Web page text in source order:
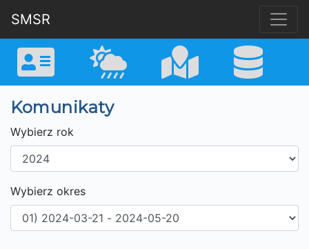
SMSR
Komunikaty
Wybierz rok
Wybierz okres